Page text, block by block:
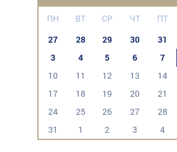
ПН ВТ СР ЧТ ПТ
27
28 29 30 31
3
4 5 6 7
10
11 12 13 14
17
18 19 20 21
24
25 26 27 28
31
1 2 3 4